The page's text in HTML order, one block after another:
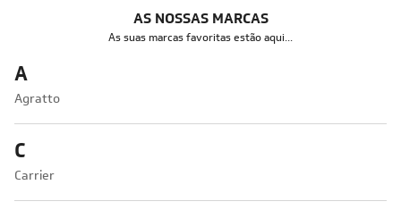
AS NOSSAS MARCAS
As suas marcas favoritas estão aqui...
A
Agratto
C
Carrier